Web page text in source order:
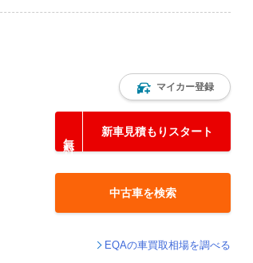
マイカー登録
新車見積もりスタート
中古車を検索
EQAの車買取相場を調べる